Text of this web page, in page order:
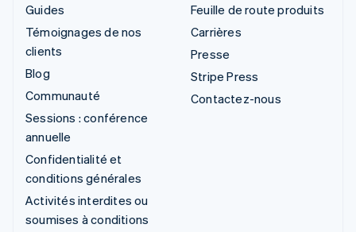
Guides
Témoignages de nos
clients
Blog
Communauté
Sessions : conférence
annuelle
Confidentialité et
conditions générales
Activités interdites ou
soumises à conditions
Feuille de route produits
Carrières
Presse
Stripe Press
Contactez-nous